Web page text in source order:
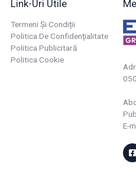
Link-Uri Utile
Termeni Și Condiții
Politica De Confidențialitate
Politica Publicitară
Politica Cookie
E-